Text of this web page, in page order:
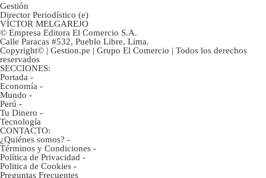
Gestión
Director Periodístico (e)
VÍCTOR MELGAREJO
© Empresa Editora El Comercio S.A.
Calle Paracas #532, Pueblo Libre, Lima.
Copyright© | Gestion.pe | Grupo El Comercio | Todos los derechos
reservados
SECCIONES:
Portada -
Economía -
Mundo -
Perú -
Tu Dinero -
Tecnología
CONTACTO:
¿Quiénes somos? -
Términos y Condiciones -
Política de Privacidad -
Politica de Cookies -
Preguntas Frecuentes